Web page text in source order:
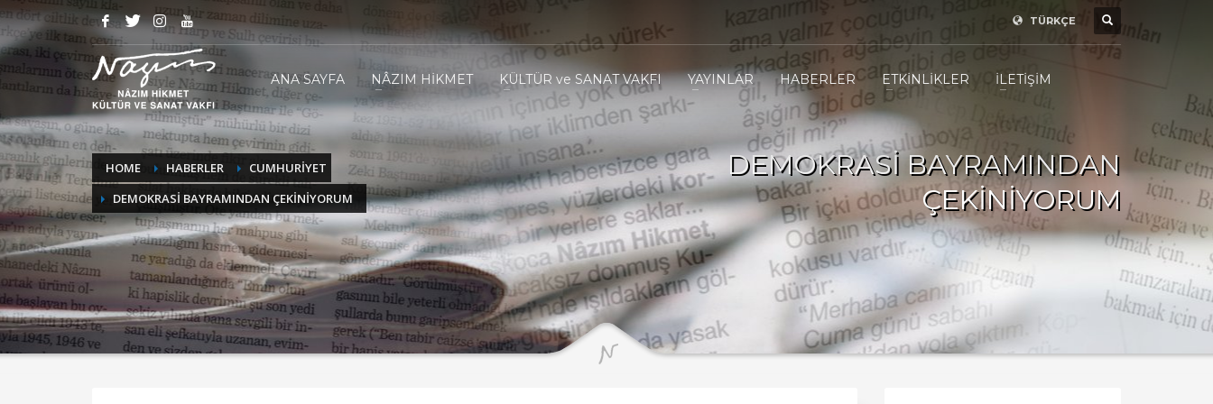
TÜRKÇE
ANA SAYFA NÂZIM HİKMET KÜLTÜR ve SANAT VAKFI YAYINLAR HABERLER ETKİNLİKLER İLETİŞİM
HOME HABERLER
CUMHURİYET
DEMOKRASİ BAYRAMINDAN ÇEKİNİYORUM
DEMOKRASİ BAYRAMINDAN
ÇEKİNİYORUM